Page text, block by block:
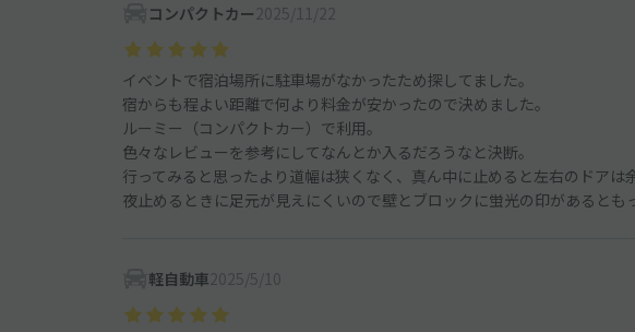
コンパクトカー 2025/11/22
イベントで宿泊場所に駐車場がなかったため探してました。
宿からも程よい距離で何より料金が安かったので決めました。
ルーミー（コンパクトカー）で利用。
色々なレビューを参考にしてなんとか入るだろうなと決断。
行ってみると思ったより道幅は狭くなく、真ん中に止めると左右のドアは
夜止めるときに足元が見えにくいので壁とブロックに蛍光の印があるとも
軽自動車2025/5/10